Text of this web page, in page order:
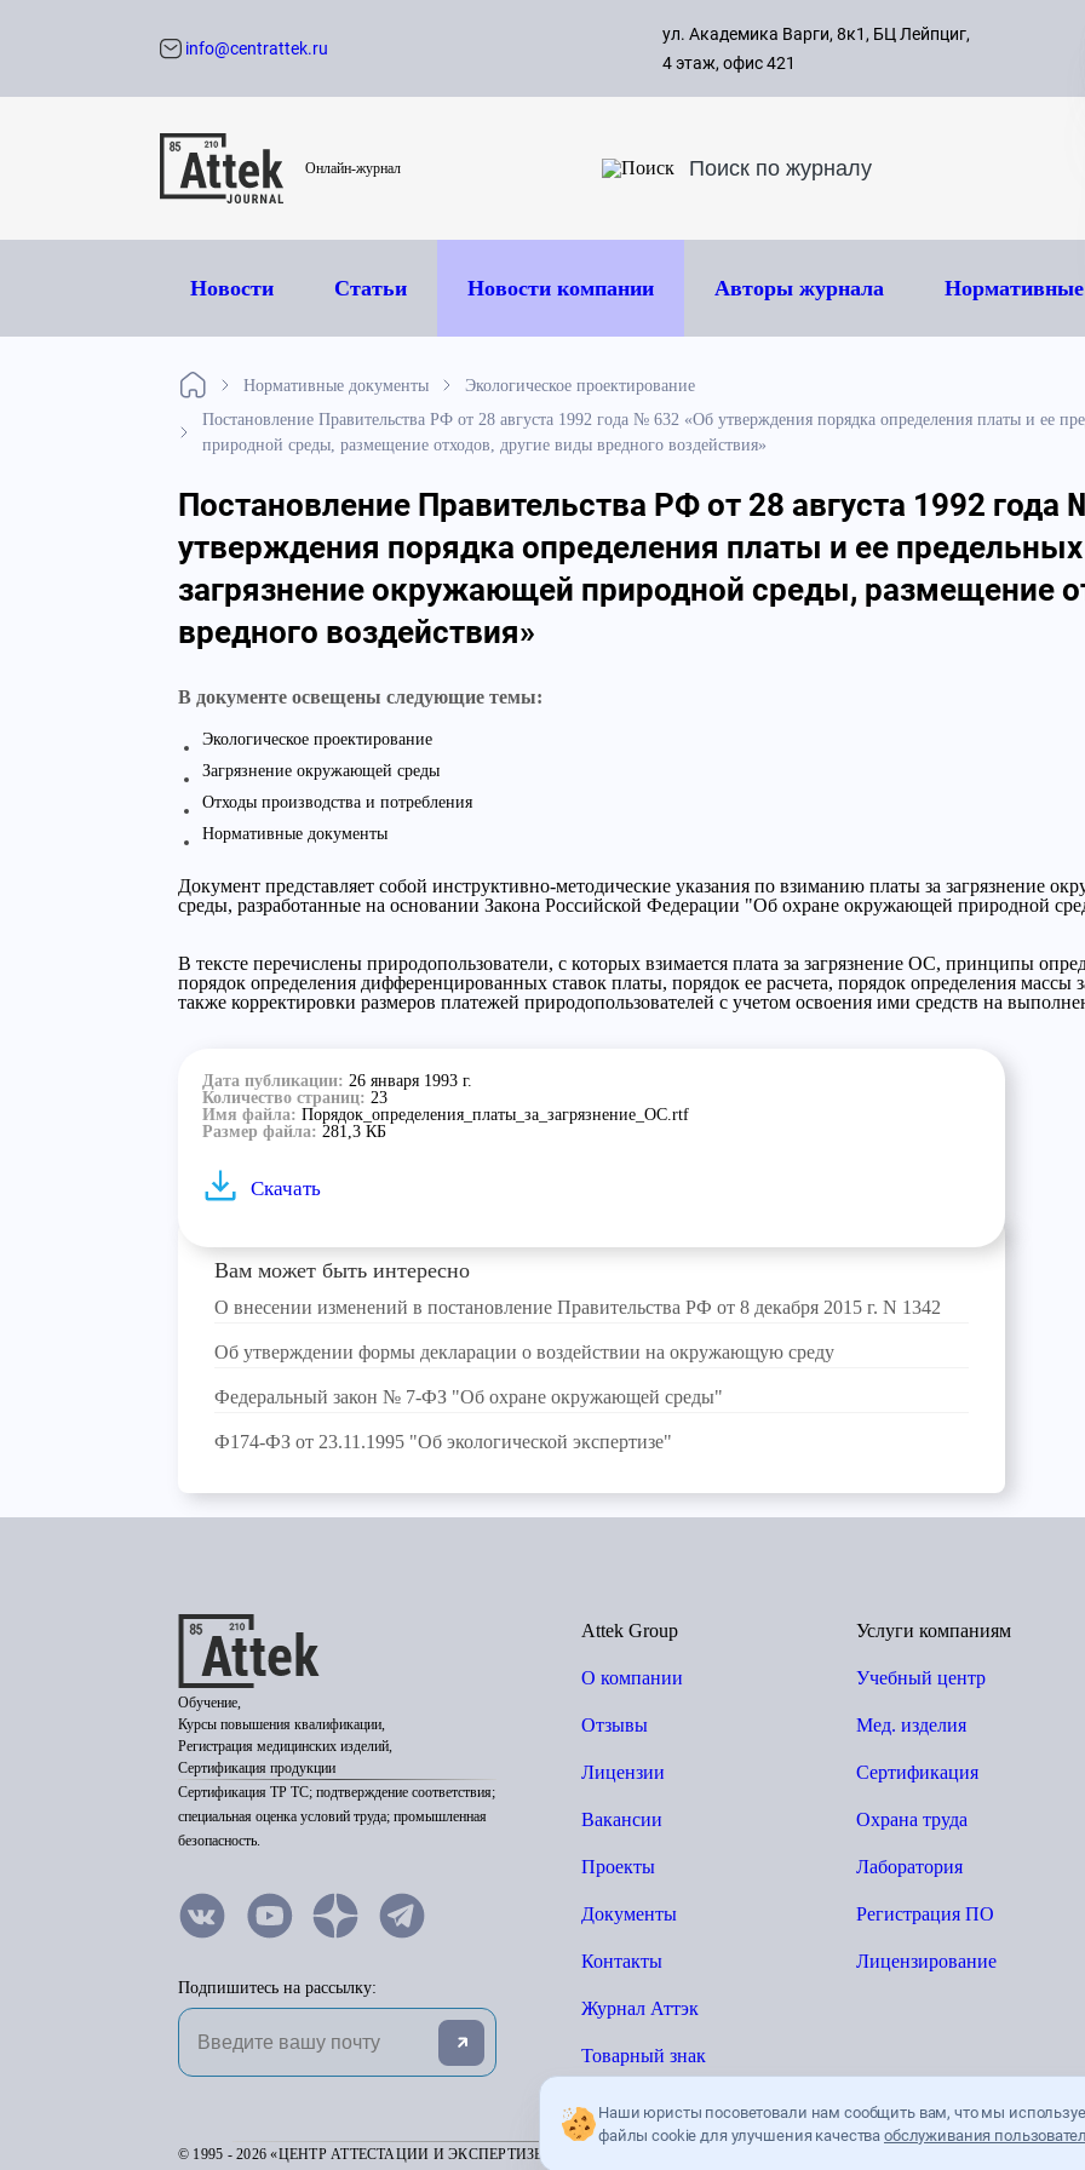
Наши юристы посоветовали нам сообщить вам, что мы
файлы cookie для улучшения качества обслуживания
с 09:00
8 495
info@centrattek.ru
ул. Академика Варги, 8к1, БЦ Лейпциг,
4 этаж, офис 421
Онлайн-журнал
Новости Статьи Новости компании Авторы журнала
Нормативные документы
Экологическое проектирование
Постановление Правительства РФ от 28 августа 1992 года № 632 «Об утверждения порядка определения платы и ее
природной среды, размещение отходов, другие виды вредного воздействия»
Постановление Правительства РФ от 28 августа 1992 года
утверждения порядка определения платы и ее
загрязнение окружающей природной среды, размещение
вредного воздействия»
В документе освещены следующие темы:
Экологическое проектирование
Загрязнение окружающей среды
Отходы производства и потребления
Нормативные документы
Документ представляет собой инструктивно-методические указания по взиманию платы за загрязнение
среды, разработанные на основании Закона Российской Федерации "Об охране окружающей природной
В тексте перечислены природопользователи, с которых взимается плата за загрязнение ОС, принципы
порядок определения дифференцированных ставок платы, порядок ее расчета, порядок определения массы
также корректировки размеров платежей природопользователей с учетом освоения ими средств на
Дата публикации: 26 января 1993 г.
Количество страниц: 23
Имя файла: Порядок_определения_платы_за_загрязнение_ОС.rtf
Размер файла: 281,3 КБ
Скачать
Вам может быть интересно
О внесении изменений в постановление Правительства РФ от 8 декабря 2015 г. N 1342
Об утверждении формы декларации о воздействии на окружающую среду
Федеральный закон № 7-ФЗ "Об охране окружающей среды"
Ф174-ФЗ от 23.11.1995 "Об экологической экспертизе"
Обучение,
Курсы повышения квалификации,
Регистрация медицинских изделий,
Сертификация продукции
Сертификация ТР ТС; подтверждение соответствия;
специальная оценка условий труда; промышленная
безопасность.
Подпишитесь на рассылку:
Attek Group
О компании
Отзывы
Лицензии
Вакансии
Проекты
Документы
Контакты
Журнал Аттэк
Товарный знак
Услуги компаниям
Учебный центр
Мед. изделия
Сертификация
Охрана труда
Лаборатория
Регистрация ПО
Лицензирование
© 1995 - 2026 «ЦЕНТР АТТЕСТАЦИИ И ЭКСПЕРТИЗЫ»